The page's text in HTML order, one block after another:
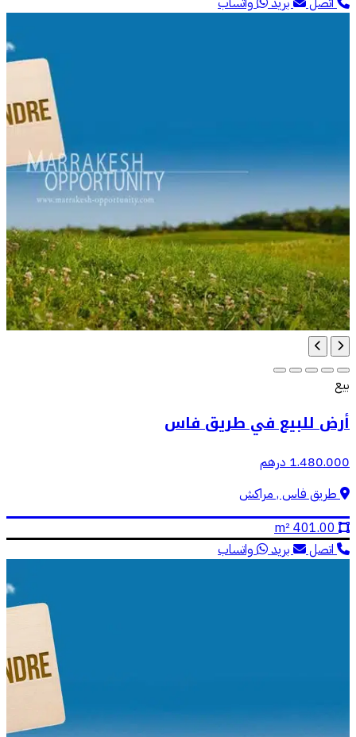
بيع
أرض للبيع في طريق فاس
1.480.000 درهم
طريق فاس , مراكش
401.00 m²
اتصل
بريد واتساب